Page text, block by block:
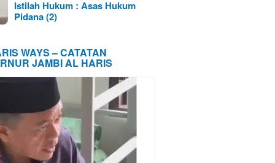
Istilah Hukum : Asas Hukum
Pidana (2)
WAYS – CATATAN
JAMBI AL HARIS